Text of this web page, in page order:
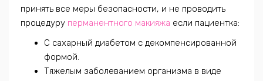
принять все меры безопасности, и не проводить
процедуру перманентного макияжа если пациентка:
С сахарный диабетом с декомпенсированной
формой.
Тяжелым заболеванием организма в виде